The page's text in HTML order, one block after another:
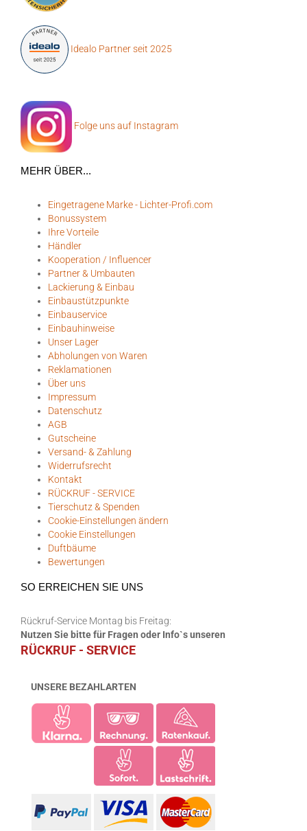
Idealo Partner seit 2025
Folge uns auf Instagram
MEHR ÜBER...
Eingetragene Marke - Lichter-Profi.com
Bonussystem
Ihre Vorteile
Händler
Kooperation / Influencer
Partner & Umbauten
Lackierung & Einbau
Einbaustützpunkte
Einbauservice
Einbauhinweise
Unser Lager
Abholungen von Waren
Reklamationen
Über uns
Impressum
Datenschutz
AGB
Gutscheine
Versand- & Zahlung
Widerrufsrecht
Kontakt
RÜCKRUF - SERVICE
Tierschutz & Spenden
Cookie-Einstellungen ändern
Cookie Einstellungen
Duftbäume
Bewertungen
SO ERREICHEN SIE UNS
Rückruf-Service Montag bis Freitag:
Nutzen Sie bitte für Fragen oder Info`s unseren
RÜCKRUF - SERVICE
UNSERE BEZAHLARTEN